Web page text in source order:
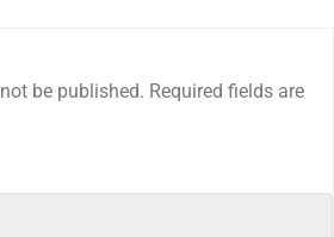
be published. Required fields are